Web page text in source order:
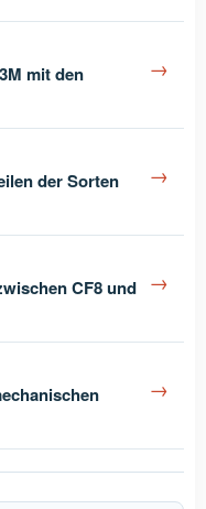
mit den
→
der Sorten
→
CF8 und →
→